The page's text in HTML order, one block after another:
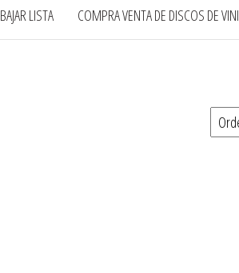
BAJAR LISTA COMPRA VENTA DE DISCOS DE